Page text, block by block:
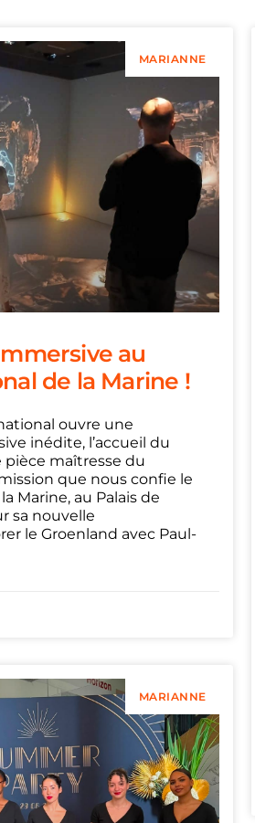
MARIANNE
au
de la Marine !
ouvre une
inédite, l’accueil du
maîtresse du
que nous confie le
Marine, au Palais de
sa nouvelle
le Groenland avec Paul-
MARIANNE